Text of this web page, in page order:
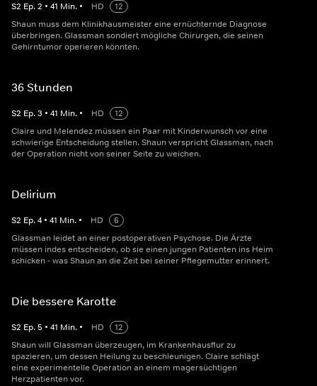
S2 Ep.2 • 41 Min. • HD
12
Shaun muss dem Klinikhausmeister eine ernüchternde Diagnose
überbringen. Glassman sondiert mögliche Chirurgen, die seinen
Gehirntumor operieren könnten.
36 Stunden
S2 Ep.3 • 41 Min. • HD
12
Claire und Melendez müssen ein Paar mit Kinderwunsch vor eine
schwierige Entscheidung stellen. Shaun verspricht Glassman, nach
der Operation nicht von seiner Seite zu weichen.
Delirium
S2 Ep.4 • 41 Min. • HD
6
Glassman leidet an einer postoperativen Psychose. Die Ärzte
müssen indes entscheiden, ob sie einen jungen Patienten ins Heim
schicken - was Shaun an die Zeit bei seiner Pflegemutter erinnert.
Die bessere Karotte
S2 Ep.5 • 41 Min. • HD
12
Shaun will Glassman überzeugen, im Krankenhausflur zu
spazieren, um dessen Heilung zu beschleunigen. Claire schlägt
eine experimentelle Operation an einem magersüchtigen
Herzpatienten vor.